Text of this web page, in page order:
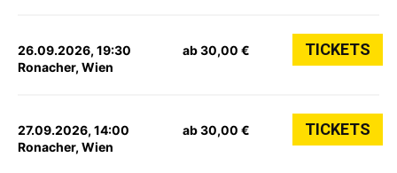
26.09.2026, 19:30
Ronacher, Wien
ab 30,00 € TICKETS
27.09.2026, 14:00
Ronacher, Wien
ab 30,00 € TICKETS